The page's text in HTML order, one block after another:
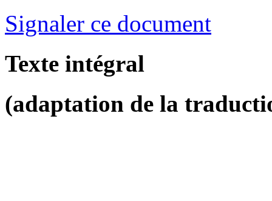
Signaler ce document
Texte intégral
(adaptation de la